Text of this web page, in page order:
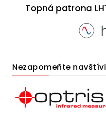
Topná patrona
Nezapomeňte